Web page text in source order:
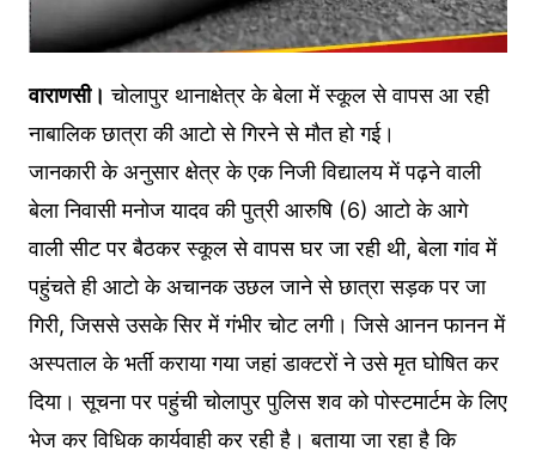
वाराणसी। चोलापुर थानाक्षेत्र के बेला में स्कूल से वापस आ रही
नाबालिक छात्रा की आटो से गिरने से मौत हो गई।
जानकारी के अनुसार क्षेत्र के एक निजी विद्यालय में पढ़ने वाली
बेला निवासी मनोज यादव की पुत्री आरुषि (6) आटो के आगे
वाली सीट पर बैठकर स्कूल से वापस घर जा रही थी, बेला गांव में
पहुंचते ही आटो के अचानक उछल जाने से छात्रा सड़क पर जा
गिरी, जिससे उसके सिर में गंभीर चोट लगी। जिसे आनन फानन में
अस्पताल के भर्ती कराया गया जहां डाक्टरों ने उसे मृत घोषित कर
दिया। सूचना पर पहुंची चोलापुर पुलिस शव को पोस्टमार्टम के लिए
भेज कर विधिक कार्यवाही कर रही है। बताया जा रहा है कि